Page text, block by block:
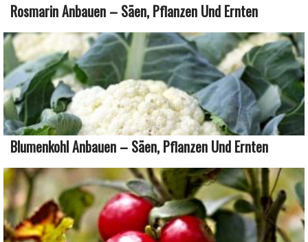
Rosmarin Anbauen – Säen, Pflanzen Und Ernten
Blumenkohl Anbauen – Säen, Pflanzen Und Ernten